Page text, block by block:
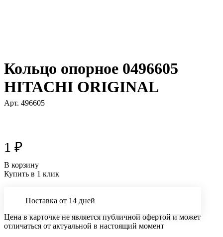
Кольцо опорное 0496605
HITACHI ORIGINAL
Арт. 496605
1 ₽
В корзину
Купить в 1 клик
Поставка от 14 дней
Цена в карточке не является публичной офертой и может
отличаться от актуальной в настоящий момент